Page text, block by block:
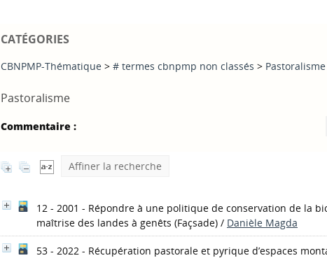
CATÉGORIES
CBNPMP-Thématique > # termes cbnpmp non classés > Pastoralisme
Pastoralisme
Commentaire :
Affiner la recherche
12 - 2001 - Répondre à une politique de conservation de la
maîtrise des landes à genêts (Façsade) / Danièle Magda
53 - 2022 - Récupération pastorale et pyrique d’espaces